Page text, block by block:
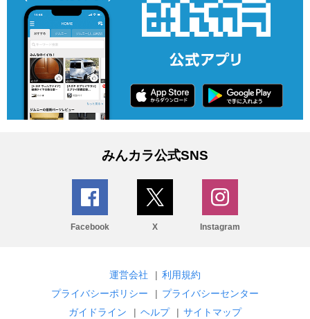
みんカラ公式SNS
Facebook X Instagram
運営会社 | 利用規約
プライバシーポリシー
| プライバシーセンター
ガイドライン
| ヘルプ | サイトマップ